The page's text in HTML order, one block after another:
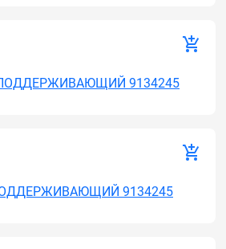
9134245
9134245